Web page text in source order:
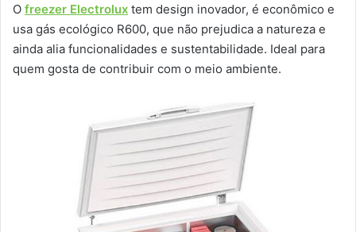
O freezer Electrolux tem design inovador, é econômico e
usa gás ecológico R600, que não prejudica a natureza e
ainda alia funcionalidades e sustentabilidade. Ideal para
quem gosta de contribuir com o meio ambiente.